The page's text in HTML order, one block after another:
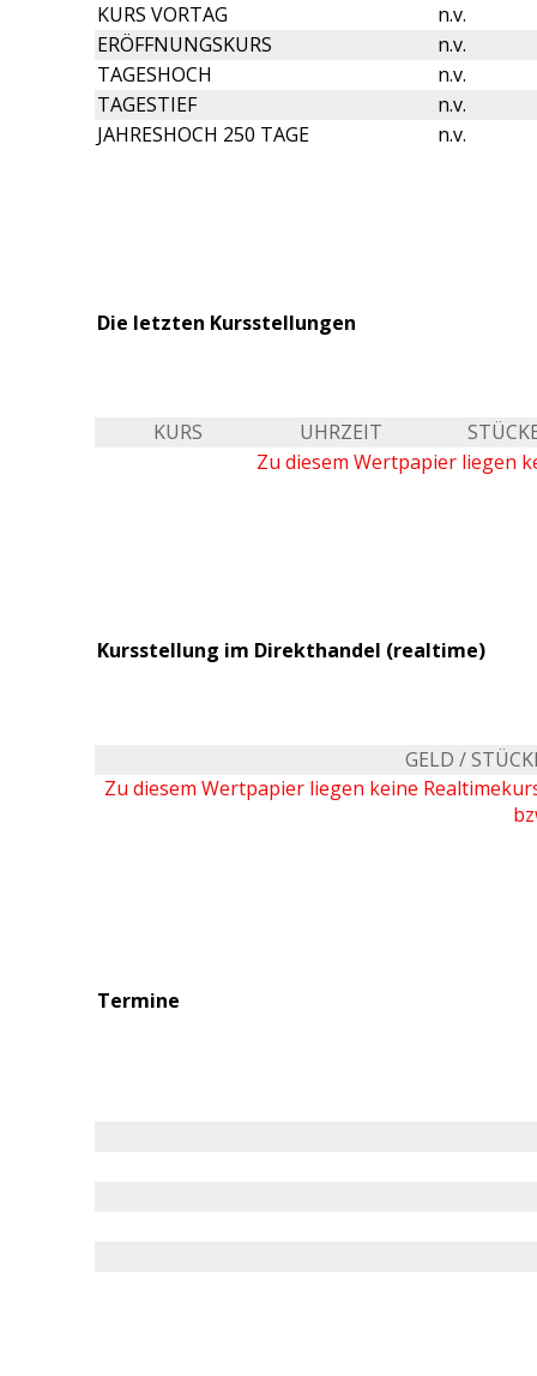
KURS VORTAG
n.v.
ERÖFFNUNGSKURS
n.v.
TAGESHOCH
n.v.
TAGESTIEF
n.v.
JAHRESHOCH 250 TAGE
n.v.
Die letzten Kursstellungen
KURS UHRZEIT
Zu diesem Wertpapier liegen
Kursstellung im Direkthandel (realtime)
GELD /
Zu diesem Wertpapier liegen keine
Termine